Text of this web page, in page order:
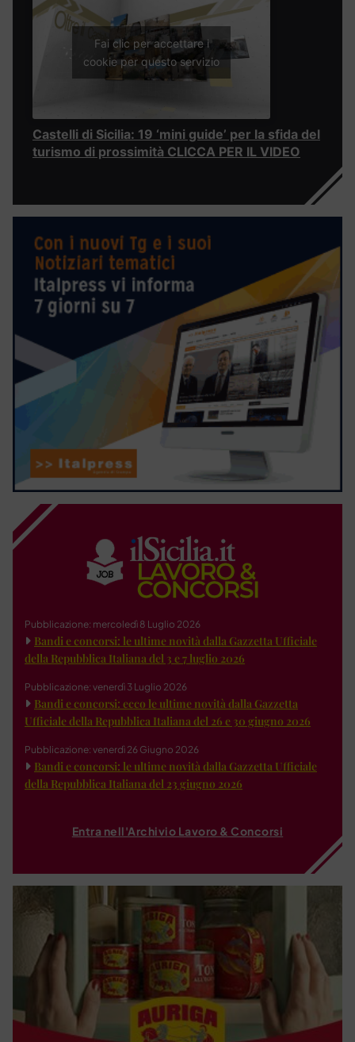
Fai clic per accettare i
cookie per questo servizio
Castelli di Sicilia: 19 ‘mini guide’ per la sfida del
turismo di prossimità CLICCA PER IL VIDEO
Pubblicazione: mercoledì 8 Luglio 2026
Bandi e concorsi: le ultime novità dalla Gazzetta Ufficiale
della Repubblica Italiana del 3 e 7 luglio 2026
Pubblicazione: venerdì 3 Luglio 2026
Bandi e concorsi: ecco le ultime novità dalla Gazzetta
Ufficiale della Repubblica Italiana del 26 e 30 giugno 2026
Pubblicazione: venerdì 26 Giugno 2026
Bandi e concorsi: le ultime novità dalla Gazzetta Ufficiale
della Repubblica Italiana del 23 giugno 2026
Entra nell'Archivio Lavoro & Concorsi